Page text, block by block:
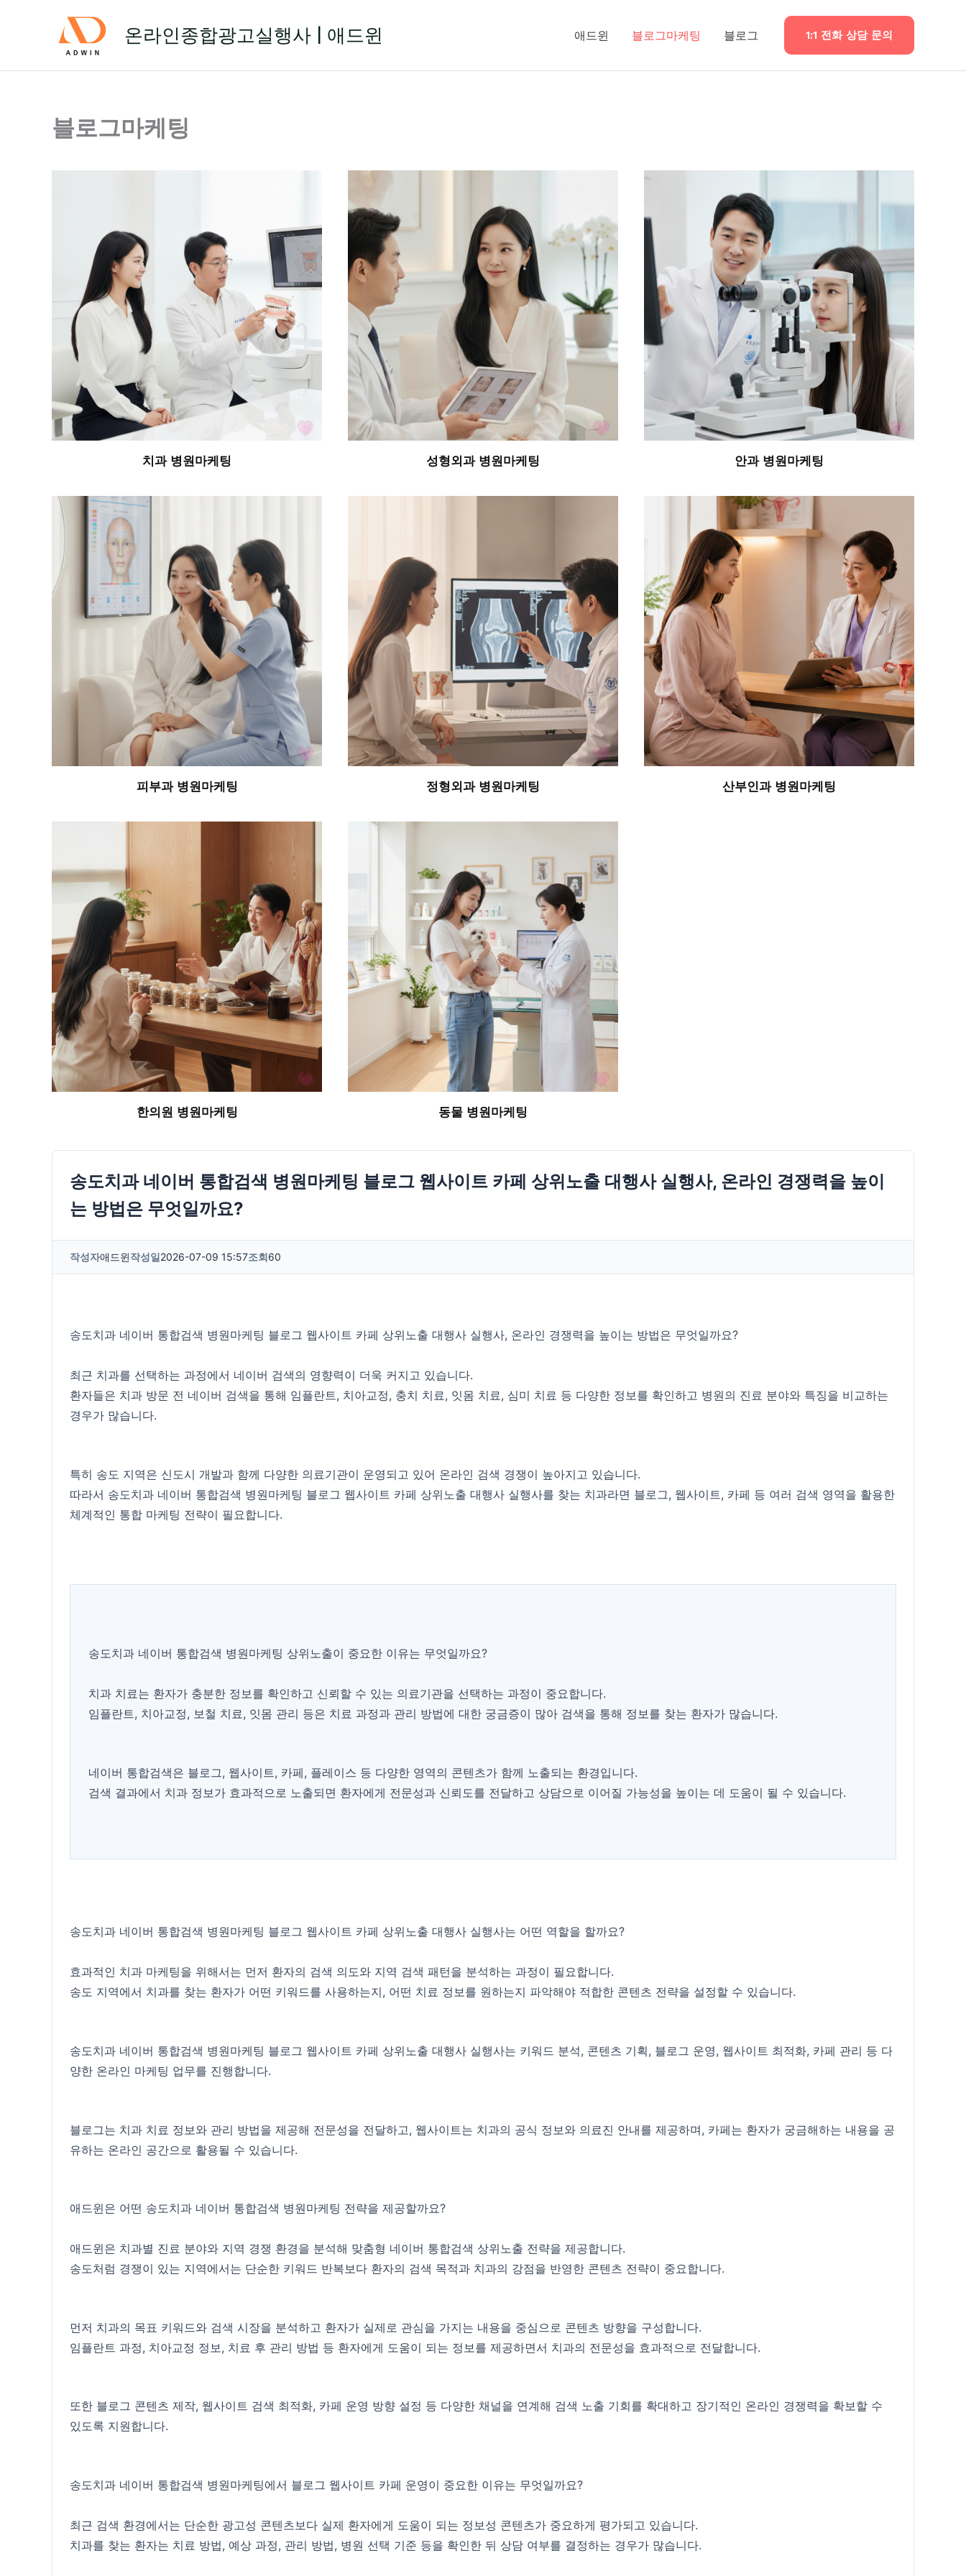
온라인종합광고실행사 | 애드윈 애드윈 블로그마케팅 블로그 1:1 전화 상담 문의
블로그마케팅
치과 병원마케팅 성형외과 병원마케팅 안과 병원마케팅
피부과 병원마케팅 정형외과 병원마케팅 산부인과 병원마케팅
한의원 병원마케팅 동물 병원마케팅
송도치과 네이버 통합검색 병원마케팅 블로그 웹사이트 카페 상위노출 대행사 실행사, 온라인 경쟁력을 높이
는 방법은 무엇일까요?
작성자애드윈작성일2026-07-09 15:57조회60
송도치과 네이버 통합검색 병원마케팅 블로그 웹사이트 카페 상위노출 대행사 실행사, 온라인 경쟁력을 높이는 방법은 무엇일까요?
최근 치과를 선택하는 과정에서 네이버 검색의 영향력이 더욱 커지고 있습니다.
환자들은 치과 방문 전 네이버 검색을 통해 임플란트, 치아교정, 충치 치료, 잇몸 치료, 심미 치료 등 다양한 정보를 확인하고 병원의 진료 분야와 특징을 비교하는
경우가 많습니다.
특히 송도 지역은 신도시 개발과 함께 다양한 의료기관이 운영되고 있어 온라인 검색 경쟁이 높아지고 있습니다.
따라서 송도치과 네이버 통합검색 병원마케팅 블로그 웹사이트 카페 상위노출 대행사 실행사를 찾는 치과라면 블로그, 웹사이트, 카페 등 여러 검색 영역을 활용한
체계적인 통합 마케팅 전략이 필요합니다.
송도치과 네이버 통합검색 병원마케팅 상위노출이 중요한 이유는 무엇일까요?
치과 치료는 환자가 충분한 정보를 확인하고 신뢰할 수 있는 의료기관을 선택하는 과정이 중요합니다.
임플란트, 치아교정, 보철 치료, 잇몸 관리 등은 치료 과정과 관리 방법에 대한 궁금증이 많아 검색을 통해 정보를 찾는 환자가 많습니다.
네이버 통합검색은 블로그, 웹사이트, 카페, 플레이스 등 다양한 영역의 콘텐츠가 함께 노출되는 환경입니다.
검색 결과에서 치과 정보가 효과적으로 노출되면 환자에게 전문성과 신뢰도를 전달하고 상담으로 이어질 가능성을 높이는 데 도움이 될 수 있습니다.
송도치과 네이버 통합검색 병원마케팅 블로그 웹사이트 카페 상위노출 대행사 실행사는 어떤 역할을 할까요?
효과적인 치과 마케팅을 위해서는 먼저 환자의 검색 의도와 지역 검색 패턴을 분석하는 과정이 필요합니다.
송도 지역에서 치과를 찾는 환자가 어떤 키워드를 사용하는지, 어떤 치료 정보를 원하는지 파악해야 적합한 콘텐츠 전략을 설정할 수 있습니다.
송도치과 네이버 통합검색 병원마케팅 블로그 웹사이트 카페 상위노출 대행사 실행사는 키워드 분석, 콘텐츠 기획, 블로그 운영, 웹사이트 최적화, 카페 관리 등 다
양한 온라인 마케팅 업무를 진행합니다.
블로그는 치과 치료 정보와 관리 방법을 제공해 전문성을 전달하고, 웹사이트는 치과의 공식 정보와 의료진 안내를 제공하며, 카페는 환자가 궁금해하는 내용을 공
유하는 온라인 공간으로 활용될 수 있습니다.
애드윈은 어떤 송도치과 네이버 통합검색 병원마케팅 전략을 제공할까요?
애드윈은 치과별 진료 분야와 지역 경쟁 환경을 분석해 맞춤형 네이버 통합검색 상위노출 전략을 제공합니다.
송도처럼 경쟁이 있는 지역에서는 단순한 키워드 반복보다 환자의 검색 목적과 치과의 강점을 반영한 콘텐츠 전략이 중요합니다.
먼저 치과의 목표 키워드와 검색 시장을 분석하고 환자가 실제로 관심을 가지는 내용을 중심으로 콘텐츠 방향을 구성합니다.
임플란트 과정, 치아교정 정보, 치료 후 관리 방법 등 환자에게 도움이 되는 정보를 제공하면서 치과의 전문성을 효과적으로 전달합니다.
또한 블로그 콘텐츠 제작, 웹사이트 검색 최적화, 카페 운영 방향 설정 등 다양한 채널을 연계해 검색 노출 기회를 확대하고 장기적인 온라인 경쟁력을 확보할 수
있도록 지원합니다.
송도치과 네이버 통합검색 병원마케팅에서 블로그 웹사이트 카페 운영이 중요한 이유는 무엇일까요?
최근 검색 환경에서는 단순한 광고성 콘텐츠보다 실제 환자에게 도움이 되는 정보성 콘텐츠가 중요하게 평가되고 있습니다.
치과를 찾는 환자는 치료 방법, 예상 과정, 관리 방법, 병원 선택 기준 등을 확인한 뒤 상담 여부를 결정하는 경우가 많습니다.